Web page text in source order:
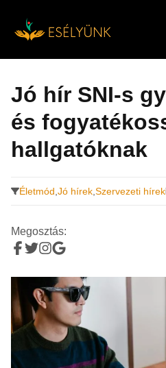
tartalomra
Jó hír SNI-s
és
hallgatóknak
Életmód Jó hírek Szervezeti hírek
Megosztás: